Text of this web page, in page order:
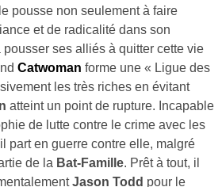
pousse non seulement à faire
et de radicalité dans son
ses alliés à quitter cette vie
Catwoman forme une « Ligue des
les très riches en évitant
atteint un point de rupture. Incapable
de lutte contre le crime avec les
part en guerre contre elle, malgré
de la Bat‑Famille. Prêt à tout, il
Jason Todd pour le